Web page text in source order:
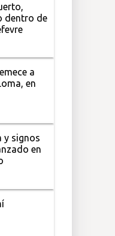
dentro de
a
en
y signos
en